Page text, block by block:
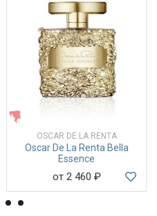
OSCAR DE LA RENTA
Oscar De La Renta Bella
Essence
от 2 460 ₽